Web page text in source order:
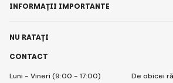
CONTACT
Luni - Vineri (9:00 - 17:00)
De obicei
INFORMAȚII IMPORTANTE
NU RATAȚI